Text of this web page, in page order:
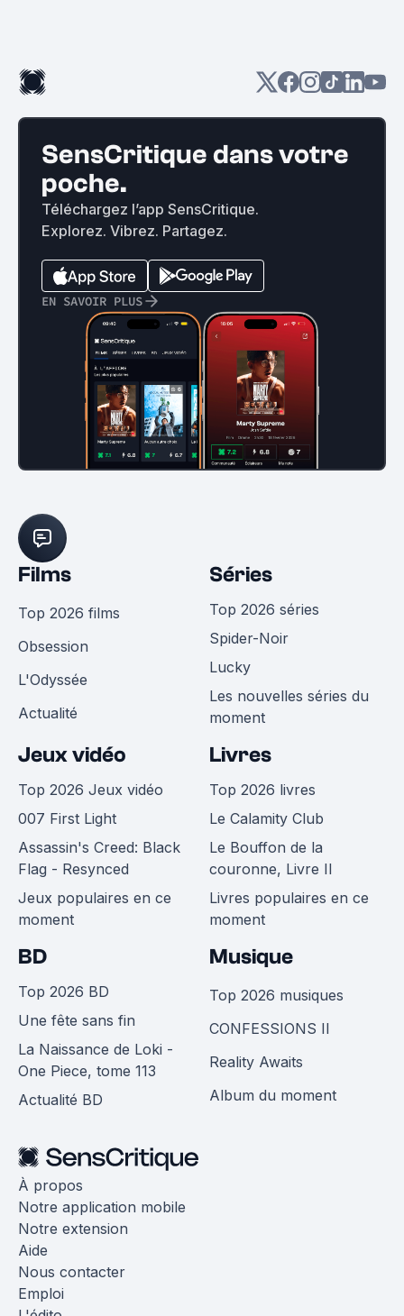
SensCritique dans votre
poche.
Téléchargez l’app SensCritique.
Explorez. Vibrez. Partagez.
EN SAVOIR PLUS
Films
Top 2026 films
Obsession
L'Odyssée
Actualité
Séries
Top 2026 séries
Spider-Noir
Lucky
Les nouvelles séries du
moment
Jeux vidéo
Top 2026 Jeux vidéo
007 First Light
Assassin's Creed: Black
Flag - Resynced
Jeux populaires en ce
moment
Livres
Top 2026 livres
Le Calamity Club
Le Bouffon de la
couronne, Livre II
Livres populaires en ce
moment
BD
Top 2026 BD
Une fête sans fin
La Naissance de Loki -
One Piece, tome 113
Actualité BD
Musique
Top 2026 musiques
CONFESSIONS II
Reality Awaits
Album du moment
À propos
Notre application mobile
Notre extension
Aide
Nous contacter
Emploi